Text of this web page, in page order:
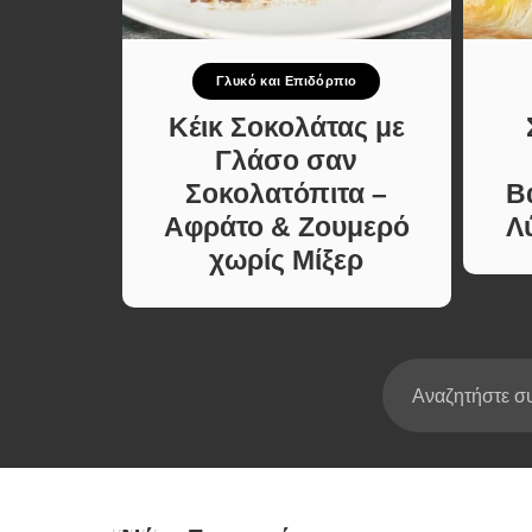
Σούπες
Συνταγές
Γλυκό και Επιδόρπιο
Κέικ Σοκολάτας με
Γλάσο σαν
Σοκολατόπιτα –
Αφράτο & Ζουμερό
χωρίς Μίξερ